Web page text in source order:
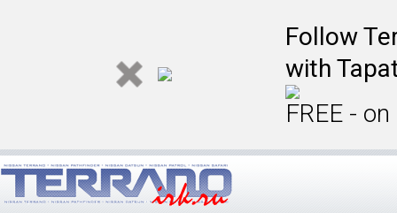
Follow
with
FREE -